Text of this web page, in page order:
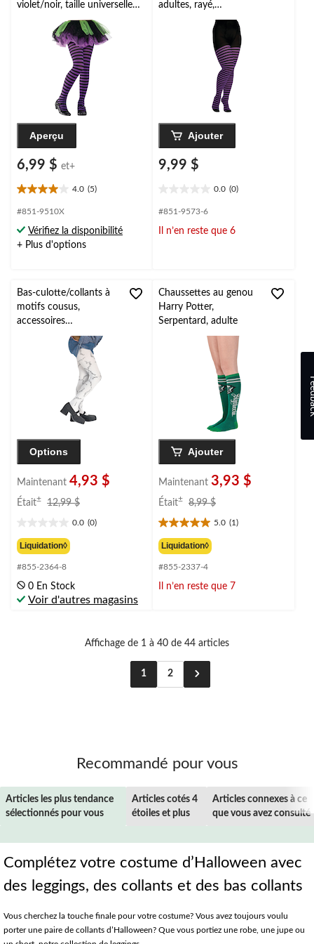
violet/noir, taille universelle,
accessoire de costume à
porter pour l'Halloween
Aperçu
6,99 $ et+
4.0 (5)
4.0
étoile(s)
5.
5
#851-9510X
Vérifiez la disponibilité
+ Plus d'options
adultes, rayé,
violet/noir, grande taille,
accessoire de costume
à porter pour
Ajouter
9,99 $
0.0 (0)
étoile(s)
5.
#851-9573-6
Il n’en reste que 6
Bas-culotte/collants à
motifs cousus,
accessoires
d'Halloween, blanc,
Options
Maintenant 4,93 $
Était± 12,99 $
12,99 $
0.0 (0)
étoile(s)
sur
5.
Liquidation◊
#855-2364-8
0 En Stock
Voir d'autres magasins
Chaussettes au genou
Harry Potter,
Serpentard, adulte
Ajouter
Maintenant 3,93 $
Était± 8,99 $
8,99 $
5.0 (1)
5.0
étoile(s)
sur
5.
1
Liquidation◊
#855-2337-4
Il n’en reste que 7
Affichage de 1 à 40 de 44 articles
1 2
Recommandé pour vous
Articles les plus tendance
sélectionnés pour vous
Articles cotés 4
étoiles et plus
Articles connexes à ce
que vous avez consulté
Complétez votre costume d’Halloween avec
des leggings, des collants et des bas collants
Vous cherchez la touche finale pour votre costume? Vous avez toujours voulu
porter une paire de collants d’Halloween? Que vous portiez une robe, une jupe ou